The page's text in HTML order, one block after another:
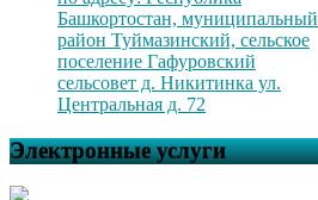
Башкортостан, муниципальный
район Туймазинский, сельское
поселение Гафуровский
сельсовет д. Никитинка ул.
Центральная д. 72
Электронные услуги